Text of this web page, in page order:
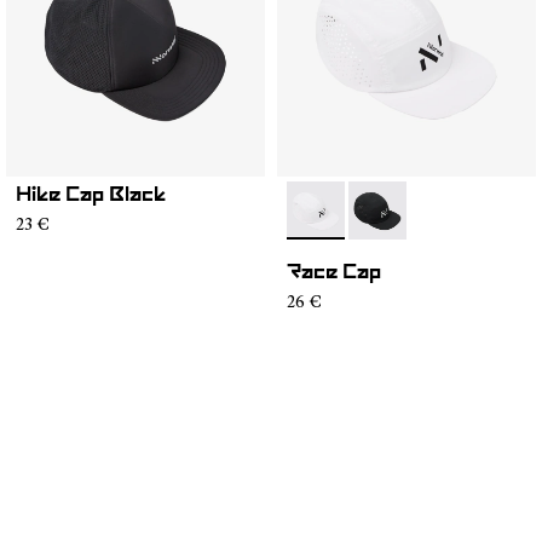
Hike Cap Black
23 € - N1ARC02-002- N1ARC02-001
Race Cap
26 €